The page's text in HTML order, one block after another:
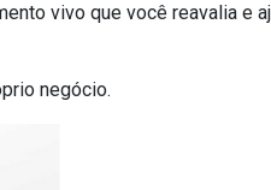
vivo que você reavalia e
negócio.